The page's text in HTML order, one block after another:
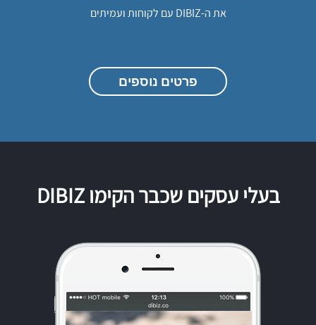
את ה-DIBIZ עם לקוחות ועמיתים
פרטים נוספים
בעלי עסקים שכבר הקימו DIBIZ